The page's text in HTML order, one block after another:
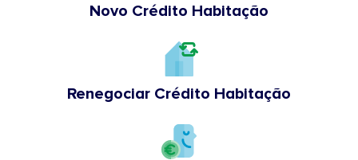
Novo Crédito Habitação
Renegociar Crédito Habitação